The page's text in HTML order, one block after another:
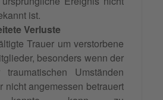
ist.
Verluste
Trauer um verstorbene
besonders wenn der
Umständen
nicht angemessen betrauert